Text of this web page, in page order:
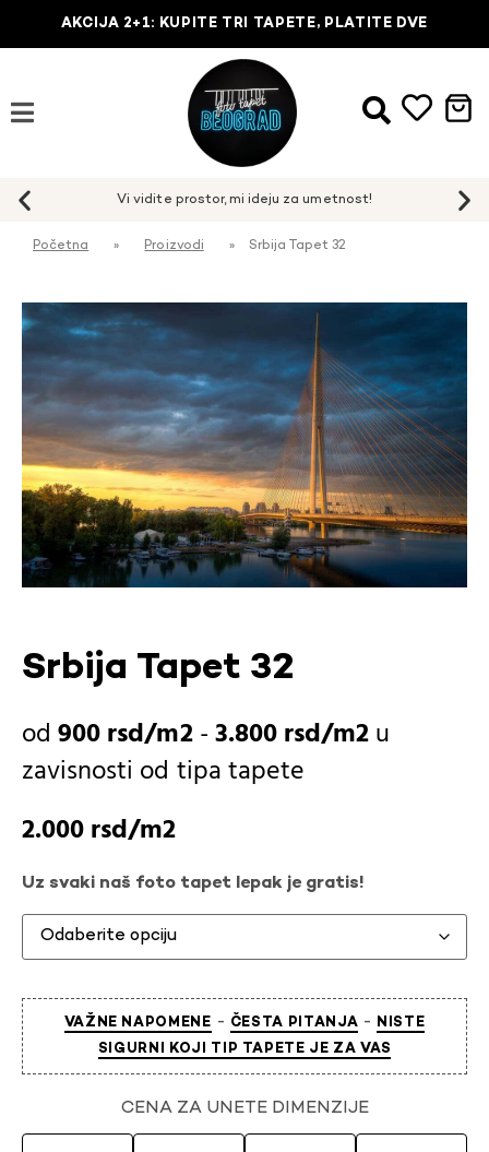
AKCIJA 2+1: KUPITE TRI TAPETE, PLATITE DVE
Početna » Proizvodi » Srbija Tapet 32
Srbija Tapet 32
900rsd -3.800rsd
u
zavisnosti od tipa tapete
2.000rsd
Uz svaki naš foto tapet lepak je gratis!
VAŽNE NAPOMENE - ČESTA PITANJA -
NISTE
SIGURNI KOJI TIP TAPETE JE ZA VAS
CENA ZA UNETE DIMENZIJE